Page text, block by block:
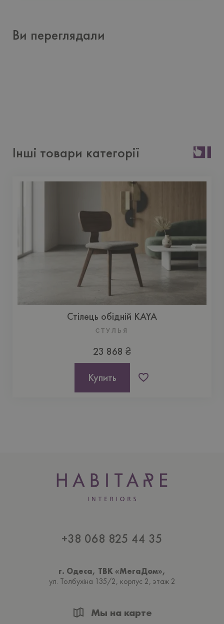
Ви переглядали
Інші товари категорії
Стілець обідній KAYA
CТУЛЬЯ
23 868 ₴
Купить
+38 068 825 44 35
г. Одеса, ТВК «МегаДом»,
ул. Толбухiна 135/2, корпус 2, этаж 2
Мы на карте